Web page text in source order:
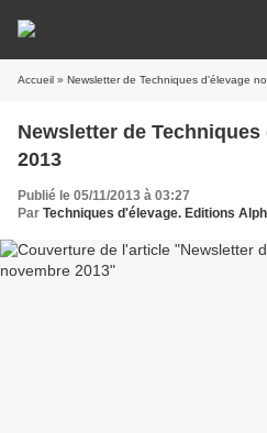
Accueil » Newsletter de Techniques d'élevage
Newsletter de
2013
Publié le 05/11/2013 à 03:27
Par Techniques d'élevage. Editions